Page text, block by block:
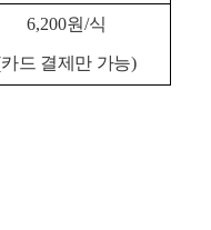
6,200원/식
카드 결제만 가능)